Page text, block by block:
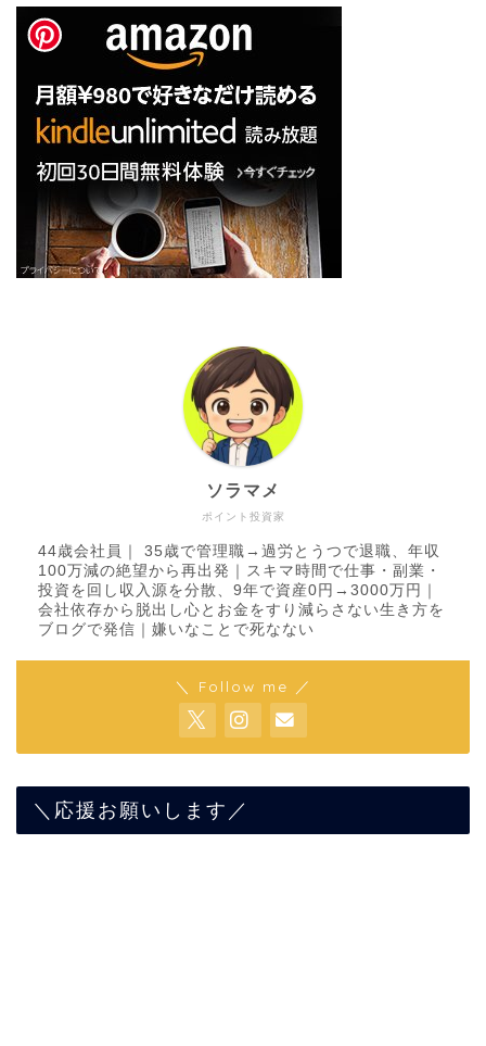
ポイント投資家
ソラマメ
44歳会社員｜ 35歳で管理職→過労とうつで退職、年収
100万減の絶望から再出発｜スキマ時間で仕事・副業・
投資を回し収入源を分散、9年で資産0円→3000万円｜
会社依存から脱出し心とお金をすり減らさない生き方を
ブログで発信｜嫌いなことで死なない
＼ Follow me ／
＼応援お願いします／